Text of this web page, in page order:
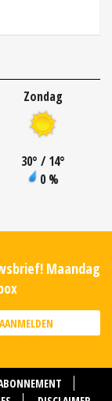
Zondag
30° / 14°
0 %
Maandag
AANMELDEN